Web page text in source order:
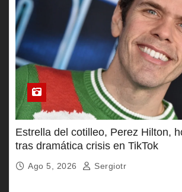
Estrella del cotilleo, Perez Hilton,
tras dramática crisis en TikTok
Ago 5, 2026 Sergiotr